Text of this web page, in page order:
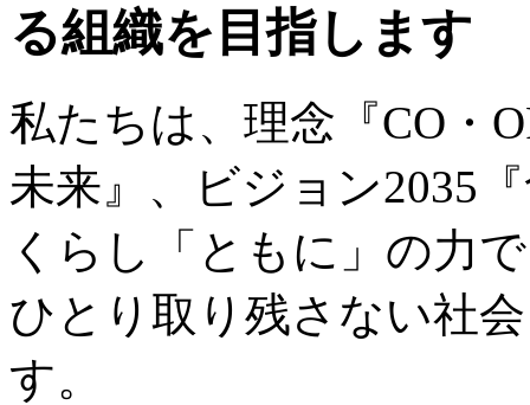
る組織を目指します
私たちは、理念『CO・
未来』、ビジョン2035
くらし「ともに」の力
ひとり取り残さない社
す。